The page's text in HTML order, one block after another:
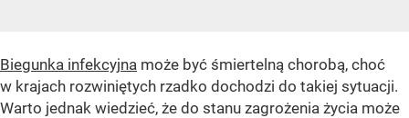
Biegunka infekcyjna może być śmiertelną chorobą, choć
w krajach rozwiniętych rzadko dochodzi do takiej sytuacji.
Warto jednak wiedzieć, że do stanu zagrożenia życia może